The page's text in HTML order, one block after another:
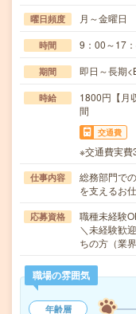
曜日頻度 月～金曜日
時間 9：00～17
期間 即日～長期
時給
1800円【月
間
交通費
※交通費実費
仕事内容
総務部門で
を支えるお
応募資格
職種未経験
＼未経験歓
ちの方（業
職場の雰囲気
年齢層